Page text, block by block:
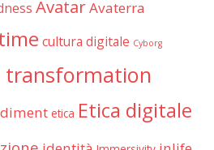
AvatarAvaterra
cultura digitale Cyborg
transformation
etica Etica digitale